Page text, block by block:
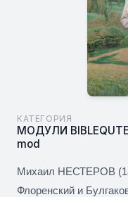
КАТЕГОРИЯ
МОДУЛИ BIBLEQUTE
mod
Михаил НЕСТЕРОВ
Флоренский и